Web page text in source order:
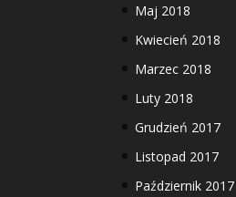
Maj 2018
Kwiecień 2018
Marzec 2018
Luty 2018
Grudzień 2017
Listopad 2017
Październik 2017